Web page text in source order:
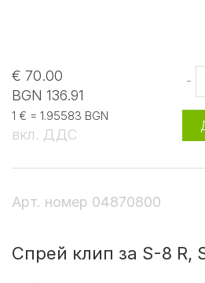
€ 70.00
BGN 136.91
1 € = 1.95583 BGN
вкл. ДДС
-
Арт. номер 04870800
Спрей клип за S-8 R,